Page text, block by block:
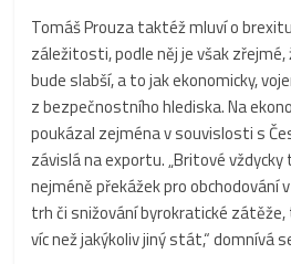
Tomáš Prouza taktéž mluví o
záležitosti, podle něj je však
bude slabší, a to jak ekonomicky,
z bezpečnostního hlediska. Na
poukázal zejména v souvislosti s
závislá na exportu. „Britové vždycky
nejméně překážek pro obchodování
trh či snižování byrokratické zátěže,
víc než jakýkoliv jiný stát,“ domnívá